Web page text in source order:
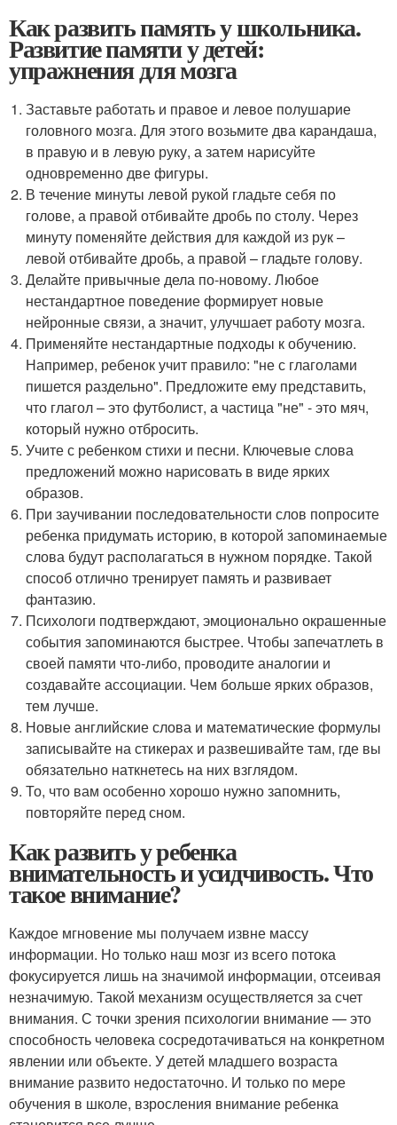
Как развить память у школьника.
Развитие памяти у детей:
упражнения для мозга
Заставьте работать и правое и левое полушарие
головного мозга. Для этого возьмите два карандаша,
в правую и в левую руку, а затем нарисуйте
одновременно две фигуры.
В течение минуты левой рукой гладьте себя по
голове, а правой отбивайте дробь по столу. Через
минуту поменяйте действия для каждой из рук –
левой отбивайте дробь, а правой – гладьте голову.
Делайте привычные дела по-новому. Любое
нестандартное поведение формирует новые
нейронные связи, а значит, улучшает работу мозга.
Применяйте нестандартные подходы к обучению.
Например, ребенок учит правило: "не с глаголами
пишется раздельно". Предложите ему представить,
что глагол – это футболист, а частица "не" - это мяч,
который нужно отбросить.
Учите с ребенком стихи и песни. Ключевые слова
предложений можно нарисовать в виде ярких
образов.
При заучивании последовательности слов попросите
ребенка придумать историю, в которой запоминаемые
слова будут располагаться в нужном порядке. Такой
способ отлично тренирует память и развивает
фантазию.
Психологи подтверждают, эмоционально окрашенные
события запоминаются быстрее. Чтобы запечатлеть в
своей памяти что-либо, проводите аналогии и
создавайте ассоциации. Чем больше ярких образов,
тем лучше.
Новые английские слова и математические формулы
записывайте на стикерах и развешивайте там, где вы
обязательно наткнетесь на них взглядом.
То, что вам особенно хорошо нужно запомнить,
повторяйте перед сном.
Как развить у ребенка
внимательность и усидчивость. Что
такое внимание?
Каждое мгновение мы получаем извне массу
информации. Но только наш мозг из всего потока
фокусируется лишь на значимой информации, отсеивая
незначимую. Такой механизм осуществляется за счет
внимания. С точки зрения психологии внимание — это
способность человека сосредотачиваться на конкретном
явлении или объекте. У детей младшего возраста
внимание развито недостаточно. И только по мере
обучения в школе, взросления внимание ребенка